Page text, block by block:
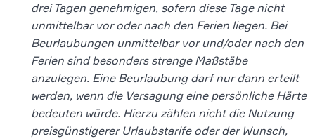
drei Tagen genehmigen, sofern diese Tage nicht
unmittelbar vor oder nach den Ferien liegen. Bei
Beurlaubungen unmittelbar vor und/oder nach den
Ferien sind besonders strenge Maßstäbe
anzulegen. Eine Beurlaubung darf nur dann erteilt
werden, wenn die Versagung eine persönliche Härte
bedeuten würde. Hierzu zählen nicht die Nutzung
preisgünstigerer Urlaubstarife oder der Wunsch,